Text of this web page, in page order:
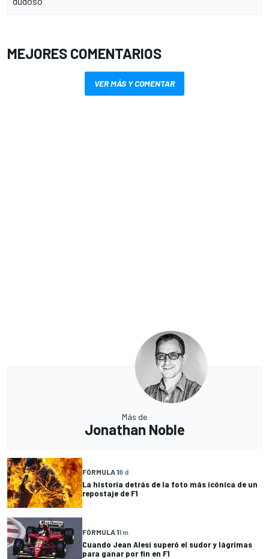
MEJORES COMENTARIOS
VER MÁS Y COMENTAR
Más de
Jonathan Noble
FÓRMULA 18 d
La historia detrás de la foto más icónica de un
repostaje de F1
FÓRMULA 11 m
Cuando Jean Alesi superó el sudor y lágrimas
para ganar por fin en F1